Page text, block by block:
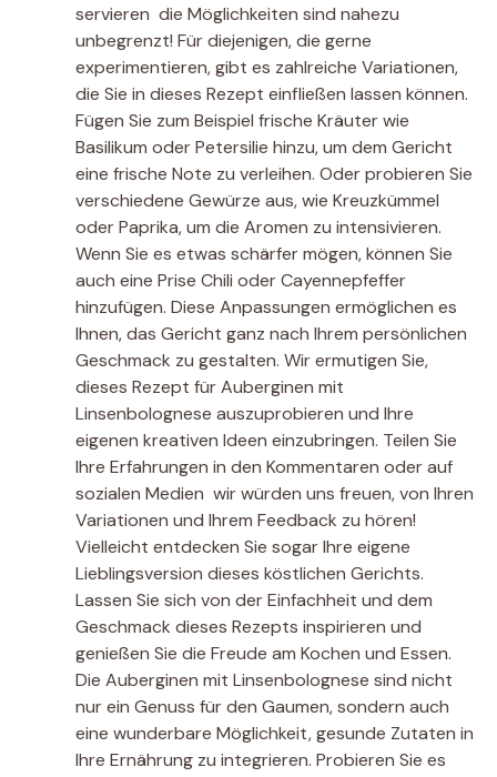
servieren  die Möglichkeiten sind nahezu
unbegrenzt! Für diejenigen, die gerne
experimentieren, gibt es zahlreiche Variationen,
die Sie in dieses Rezept einfließen lassen können.
Fügen Sie zum Beispiel frische Kräuter wie
Basilikum oder Petersilie hinzu, um dem Gericht
eine frische Note zu verleihen. Oder probieren Sie
verschiedene Gewürze aus, wie Kreuzkümmel
oder Paprika, um die Aromen zu intensivieren.
Wenn Sie es etwas schärfer mögen, können Sie
auch eine Prise Chili oder Cayennepfeffer
hinzufügen. Diese Anpassungen ermöglichen es
Ihnen, das Gericht ganz nach Ihrem persönlichen
Geschmack zu gestalten. Wir ermutigen Sie,
dieses Rezept für Auberginen mit
Linsenbolognese auszuprobieren und Ihre
eigenen kreativen Ideen einzubringen. Teilen Sie
Ihre Erfahrungen in den Kommentaren oder auf
sozialen Medien  wir würden uns freuen, von Ihren
Variationen und Ihrem Feedback zu hören!
Vielleicht entdecken Sie sogar Ihre eigene
Lieblingsversion dieses köstlichen Gerichts.
Lassen Sie sich von der Einfachheit und dem
Geschmack dieses Rezepts inspirieren und
genießen Sie die Freude am Kochen und Essen.
Die Auberginen mit Linsenbolognese sind nicht
nur ein Genuss für den Gaumen, sondern auch
eine wunderbare Möglichkeit, gesunde Zutaten in
Ihre Ernährung zu integrieren. Probieren Sie es